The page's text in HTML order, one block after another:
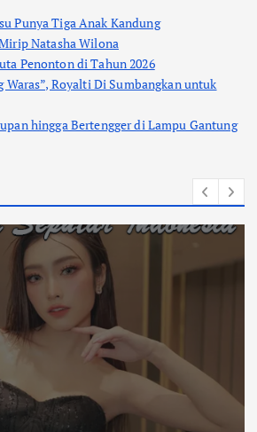
Punya Tiga Anak Kandung
Natasha Wilona
Penonton di Tahun 2026
Waras”, Royalti Di Sumbangkan untuk
hingga Bertengger di Lampu Gantung